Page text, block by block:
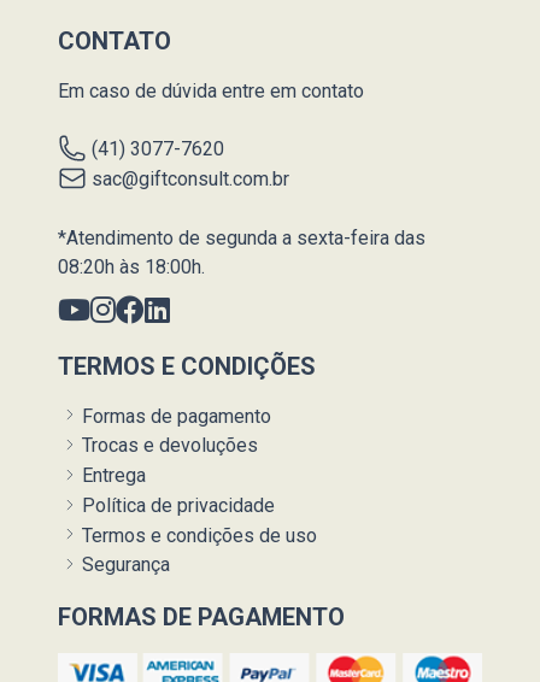
CONTATO
Em caso de dúvida entre em contato
(41) 3077-7620
sac@giftconsult.com.br
*Atendimento de segunda a sexta-feira das
08:20h às 18:00h.
TERMOS E CONDIÇÕES
Formas de pagamento
Trocas e devoluções
Entrega
Política de privacidade
Termos e condições de uso
Segurança
FORMAS DE PAGAMENTO